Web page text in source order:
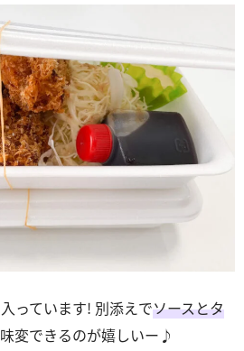
っています! 別添えでソースとタ
変できるのが嬉しいー♪